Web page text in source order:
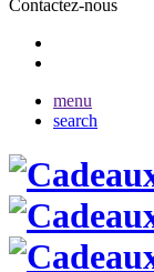
Contactez-nous
menu
search